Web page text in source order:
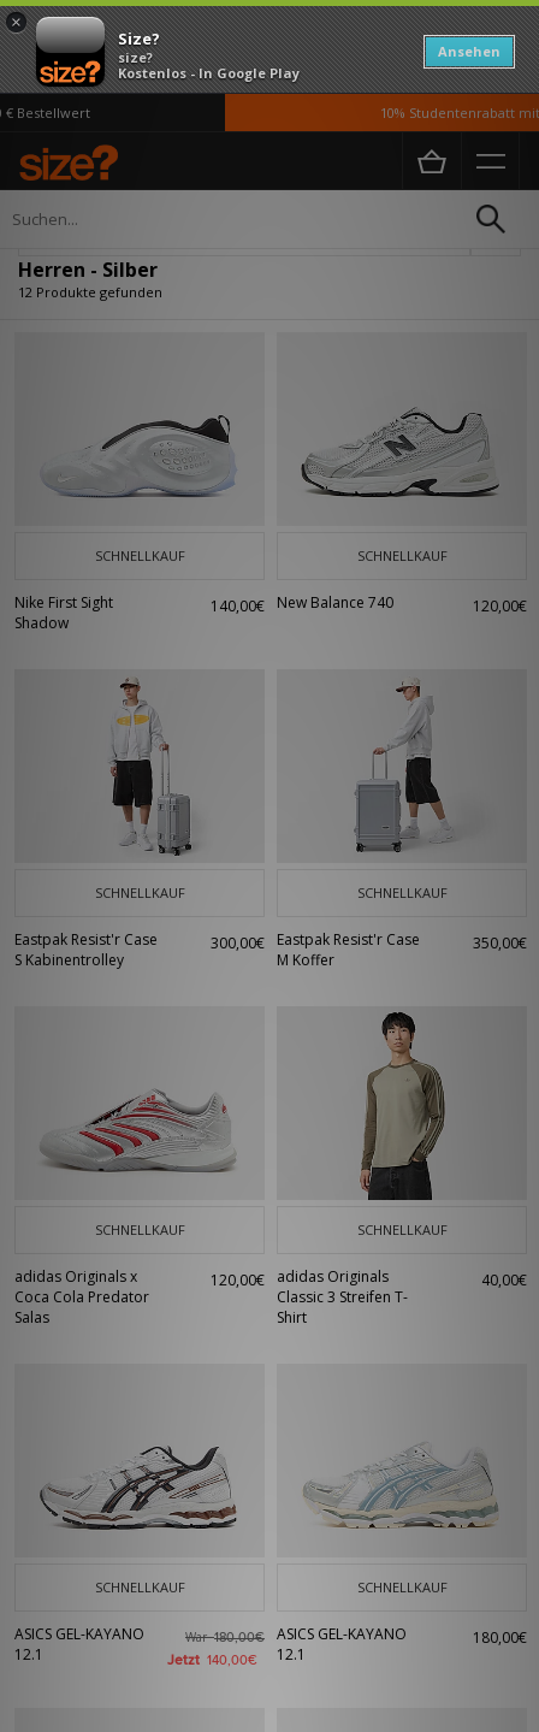
×
Size?
size?
Kostenlos - In Google Play
Ansehen
10% Studentenrabatt mit
Home Herren
Herren - Silber
12 Produkte gefunden
SCHNELLKAUF
Nike First Sight
Shadow
140,00€
SCHNELLKAUF
New Balance 740 120,00€
SCHNELLKAUF
Eastpak Resist'r Case
S Kabinentrolley
300,00€
SCHNELLKAUF
Eastpak Resist'r Case
M Koffer
350,00€
SCHNELLKAUF
adidas Originals x
Coca Cola Predator
Salas
120,00€
SCHNELLKAUF
adidas Originals
Classic 3 Streifen T-
Shirt
40,00€
SCHNELLKAUF
ASICS GEL-KAYANO
12.1
War180,00€
Jetzt 140,00€
SCHNELLKAUF
ASICS GEL-KAYANO
12.1
180,00€